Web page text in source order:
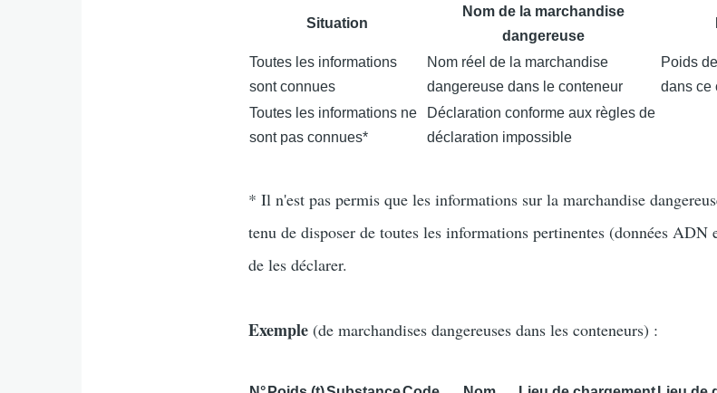
Situation
Nom de la marchandise
dangereuse
Toutes les informations
sont connues
Nom réel de la marchandise
dangereuse dans le conteneur
Poids
dans ce
Toutes les informations ne
sont pas connues*
Déclaration conforme aux règles de
déclaration impossible
* Il n'est pas permis que les informations sur la marchandise
tenu de disposer de toutes les informations pertinentes (données ADN
de les déclarer.
Exemple(de marchandises dangereuses dans les conteneurs) :